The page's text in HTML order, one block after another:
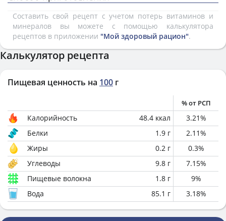
Составить свой рецепт с учетом потерь витаминов и
минералов вы можете с помощью калькулятора
рецептов в приложении "Мой здоровый рацион".
Калькулятор рецепта
Пищевая ценность на 100 г
% от РСП
Калорийность 48.4 ккал 3.21%
Белки
1.9 г 2.11%
Жиры
0.2 г 0.3%
Углеводы
9.8 г 7.15%
Пищевые волокна
1.8 г 9%
Вода
85.1 г 3.18%